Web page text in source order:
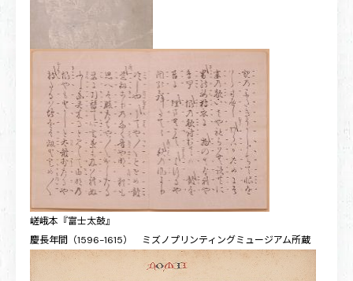
嵯峨本『富士太鼓』
慶長年間（1596-1615） ミズノプリンティングミュージアム所蔵